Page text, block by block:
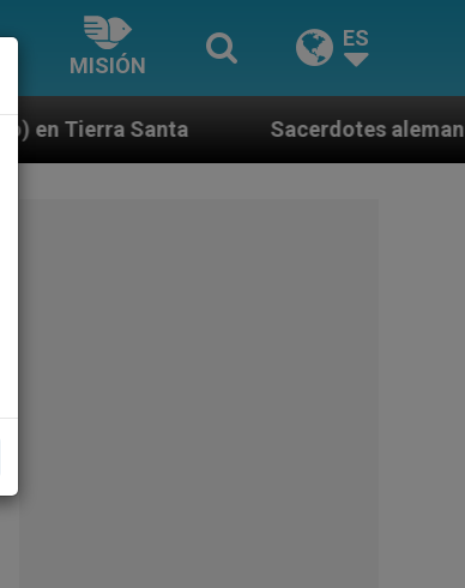
MISIÓN
ES
Sacerdotes alemanes fieles al Papa